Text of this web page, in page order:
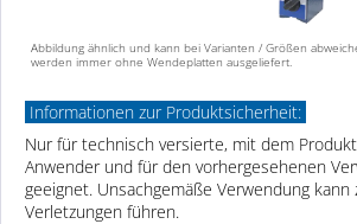
Abbildung ähnlich und kann bei Varianten / Größen
werden immer ohne Wendeplatten ausgeliefert.
Informationen zur Produktsicherheit:
Nur für technisch versierte, mit dem
Anwender und für den vorhergesehenen
geeignet. Unsachgemäße Verwendung kann
Verletzungen führen.